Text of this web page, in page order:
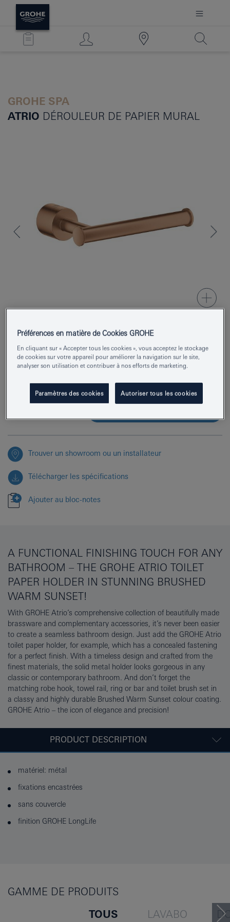
GROHE SPA
ATRIO DÉROULEUR DE PAPIER MURAL
Numéro de produit 40891DL0
EAN 4005176952791
Trouver un showroom ou un installateur
Télécharger les spécifications
Ajouter au bloc-notes
A FUNCTIONAL FINISHING TOUCH FOR ANY
BATHROOM – THE GROHE ATRIO TOILET
PAPER HOLDER IN STUNNING BRUSHED
WARM SUNSET!
With GROHE Atrio’s comprehensive collection of beautifully made
brassware and complementary accessories, it’s never been easier
to create a seamless bathroom design. Just add the GROHE Atrio
toilet paper holder, for example, which has a concealed fastening
for a perfect finish. With a timeless design and crafted from the
finest materials, the solid metal holder looks gorgeous in any
classic or contemporary bathroom. And don’t forget the
matching robe hook, towel rail, ring or bar and toilet brush set in
a classy and highly durable Brushed Warm Sunset colour coating.
GROHE Atrio – the icon of elegance and precision!
PRODUCT DESCRIPTION
matériel: métal
fixations encastrées
sans couvercle
finition GROHE LongLife
GAMME DE PRODUITS
TOUS LAVABO
Préférences en matière de Cookies GROHE
En cliquant sur « Accepter tous les cookies », vous acceptez le stockage
de cookies sur votre appareil pour améliorer la navigation sur le site,
analyser son utilisation et contribuer à nos efforts de marketing.
Paramètres des cookies Autoriser tous les cookies